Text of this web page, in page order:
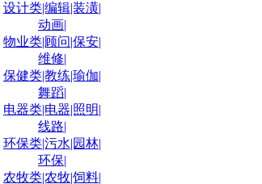
设计类|编辑|装潢|
动画|
物业类|顾问|保安|
维修|
保健类|教练|瑜伽|
舞蹈|
电器类|电器|照明|
线路|
环保类|污水|园林|
环保|
农牧类|农牧|饲料|